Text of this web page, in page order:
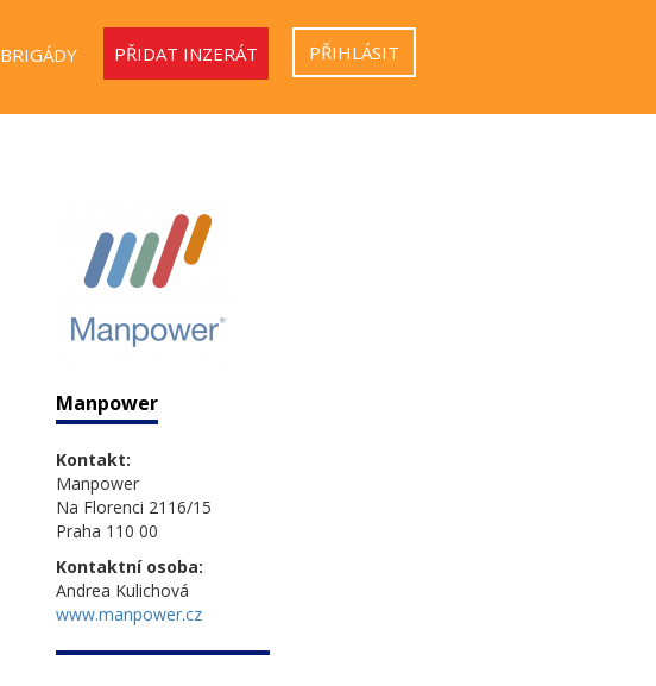
BRIGÁDY PŘIDAT INZERÁT PŘIHLÁSIT
Manpower
Kontakt:
Manpower
Na Florenci 2116/15
Praha 110 00
Kontaktní osoba:
Andrea Kulichová
www.manpower.cz